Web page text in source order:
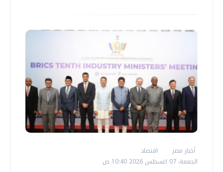
أخبار مصر
اقتصاد
الجمعة، 07 اغسطس 2026 10:40 ص